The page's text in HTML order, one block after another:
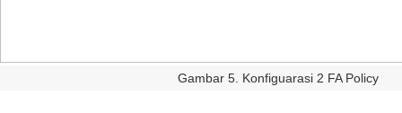
Gambar 5. Konfiguarasi 2 FA Policy